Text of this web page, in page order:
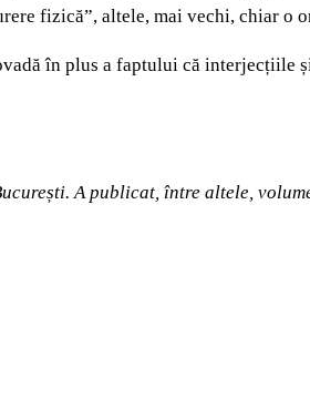
fizică”, altele, mai vechi, chiar o
în plus a faptului că interjecțiile
A publicat, între altele,